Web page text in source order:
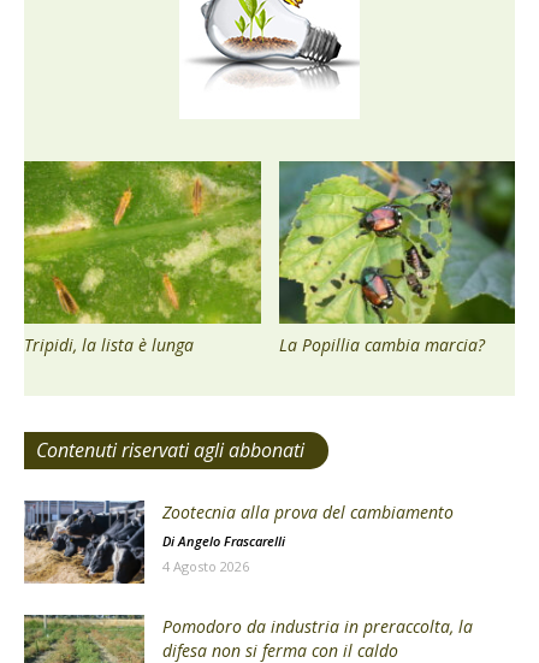
Tripidi, la lista è lunga La Popillia cambia marcia?
Contenuti riservati agli abbonati
Zootecnia alla prova del cambiamento
DiAngelo Frascarelli
4 Agosto 2026
Pomodoro da industria in preraccolta, la
difesa non si ferma con il caldo